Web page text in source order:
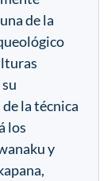
de la
la técnica
los
y